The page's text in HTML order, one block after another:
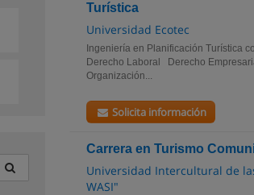
Turística
Universidad Ecotec
Ingeniería en Planificación Turística
Derecho Laboral Derecho
Organización...
Solicita información
Carrera en Turismo
Universidad Intercultural de
WASI"